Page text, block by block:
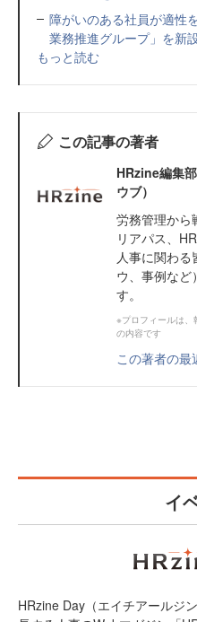
障がいのある社員が適性
業務推進グループ」を新
もっと読む
この記事の著者
HRzine編集
ウブ）
労務管理から
リアパス、
人事に関わ
ウ、事例など
す。
※プロフィールは、
の内容です
この著者の
イ
HRzine Day（エイチアールジ